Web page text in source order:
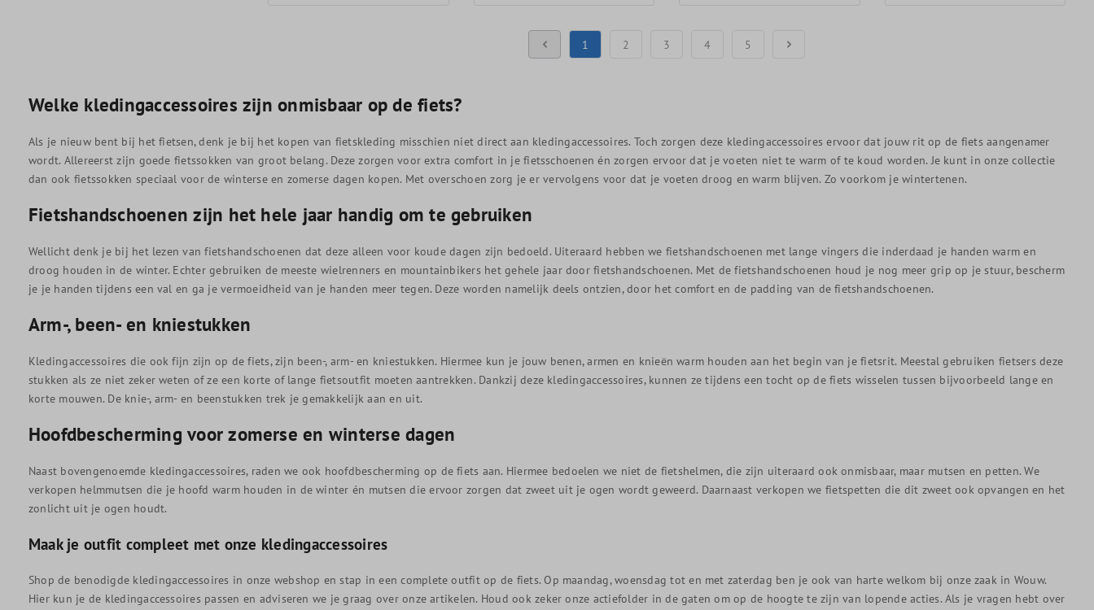
1 2 3 4 5
Welke kledingaccessoires zijn onmisbaar op de fiets?
Als je nieuw bent bij het fietsen, denk je bij het kopen van fietskleding misschien niet direct aan kledingaccessoires. Toch zorgen deze kledingaccessoires ervoor dat jouw rit op de fiets aangenamer
wordt. Allereerst zijn goede fietssokken van groot belang. Deze zorgen voor extra comfort in je fietsschoenen én zorgen ervoor dat je voeten niet te warm of te koud worden. Je kunt in onze collectie
dan ook fietssokken speciaal voor de winterse en zomerse dagen kopen. Met overschoen zorg je er vervolgens voor dat je voeten droog en warm blijven. Zo voorkom je wintertenen.
Fietshandschoenen zijn het hele jaar handig om te gebruiken
Wellicht denk je bij het lezen van fietshandschoenen dat deze alleen voor koude dagen zijn bedoeld. Uiteraard hebben we fietshandschoenen met lange vingers die inderdaad je handen warm en
droog houden in de winter. Echter gebruiken de meeste wielrenners en mountainbikers het gehele jaar door fietshandschoenen. Met de fietshandschoenen houd je nog meer grip op je stuur, bescherm
je je handen tijdens een val en ga je vermoeidheid van je handen meer tegen. Deze worden namelijk deels ontzien, door het comfort en de padding van de fietshandschoenen.
Arm-, been- en kniestukken
Kledingaccessoires die ook fijn zijn op de fiets, zijn been-, arm- en kniestukken. Hiermee kun je jouw benen, armen en knieën warm houden aan het begin van je fietsrit. Meestal gebruiken fietsers deze
stukken als ze niet zeker weten of ze een korte of lange fietsoutfit moeten aantrekken. Dankzij deze kledingaccessoires, kunnen ze tijdens een tocht op de fiets wisselen tussen bijvoorbeeld lange en
korte mouwen. De knie-, arm- en beenstukken trek je gemakkelijk aan en uit.
Hoofdbescherming voor zomerse en winterse dagen
Naast bovengenoemde kledingaccessoires, raden we ook hoofdbescherming op de fiets aan. Hiermee bedoelen we niet de fietshelmen, die zijn uiteraard ook onmisbaar, maar mutsen en petten. We
verkopen helmmutsen die je hoofd warm houden in de winter én mutsen die ervoor zorgen dat zweet uit je ogen wordt geweerd. Daarnaast verkopen we fietspetten die dit zweet ook opvangen en het
zonlicht uit je ogen houdt.
Maak je outfit compleet met onze kledingaccessoires
Shop de benodigde kledingaccessoires in onze webshop en stap in een complete outfit op de fiets. Op maandag, woensdag tot en met zaterdag ben je ook van harte welkom bij onze zaak in Wouw.
Hier kun je de kledingaccessoires passen en adviseren we je graag over onze artikelen. Houd ook zeker onze actiefolder in de gaten om op de hoogte te zijn van lopende acties. Als je vragen hebt over